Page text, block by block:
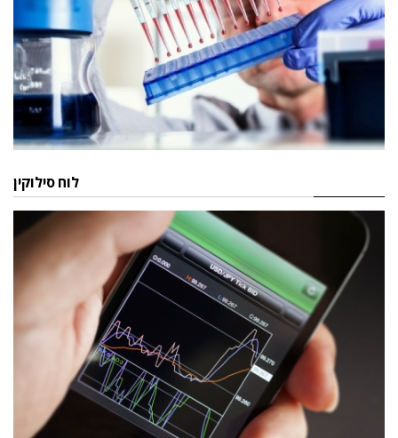
לוח סילוקין